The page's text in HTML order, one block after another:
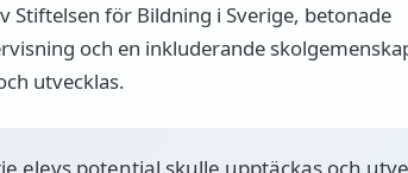
Stiftelsen för Bildning i Sverige, betonade
och en inkluderande
utvecklas.